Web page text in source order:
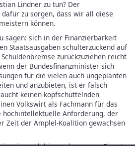
Lindner zu tun? Der
zu sorgen, dass wir all diese
können.
sagen: sich in der Finanzierbarkeit
Staatsausgaben schulterzuckend auf
zurückzuziehen reicht
der Bundesfinanzminister sich
für die vielen auch ungeplanten
und anzubieten, ist er falsch
keinen kopfschüttelnden
Volkswirt als Fachmann für das
hochintellektuelle Anforderung, der
Zeit der Amplel-Koalition gewachsen